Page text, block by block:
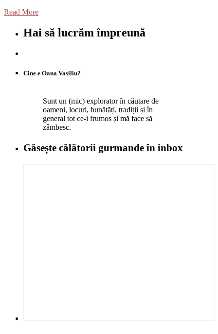
Read More
Hai să lucrăm împreună
Cine e Oana Vasiliu?
Sunt un (mic) explorator în căutare de
oameni, locuri, bunătăți, tradiții și în
general tot ce-i frumos și mă face să
zâmbesc.
Găsește călătorii gurmandeîn inbox